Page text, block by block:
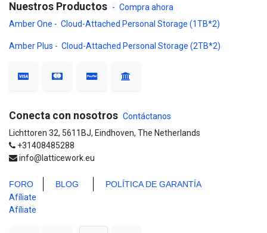
Nuestros Productos - Compra ahora
Amber One - Cloud-Attached Personal Storage (1TB*2)
Amber Plus - Cloud-Attached Personal Storage (2TB*2)
Conecta con nosotros Contáctanos
Lichttoren 32, 5611BJ, Eindhoven, The Netherlands
+31408485288
info@latticework.eu
FORO BLOG
POLÍTICA DE GARANTÍA
Afíliate
Afíliate